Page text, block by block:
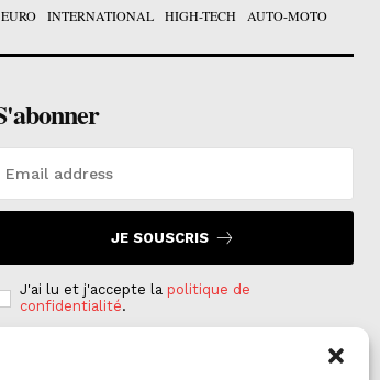
INTERNATIONAL HIGH-TECH AUTO-MOTO
JE SOUSCRIS
J'ai lu et j'accepte la politique de
confidentialité.